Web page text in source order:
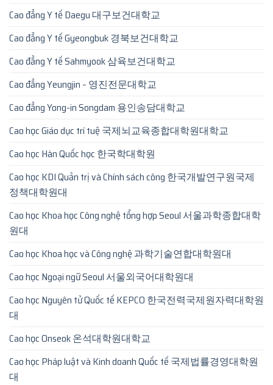
Cao đẳng Y tế Daegu 대구보건대학교
Cao đẳng Y tế Gyeongbuk 경북보건대학교
Cao đẳng Y tế Sahmyook 삼육보건대학교
Cao đẳng Yeungjin – 영진전문대학교
Cao đẳng Yong-in Songdam 용인송담대학교
Cao học Giáo dục trí tuệ 국제뇌교육종합대학원대학교
Cao học Hàn Quốc học 한국학대학원
Cao học KDI Quản trị và Chính sách công 한국개발연구원국제
정책대학원대
Cao học Khoa học Công nghệ tổng hợp Seoul 서울과학종합대학
원대
Cao học Khoa học và Công nghệ 과학기술연합대학원대
Cao học Ngoại ngữ Seoul 서울외국어대학원대
Cao học Nguyên tử Quốc tế KEPCO 한국전력국제원자력대학원
대
Cao học Onseok 온석대학원대학교
Cao học Pháp luật và Kinh doanh Quốc tế 국제법률경영대학원
대